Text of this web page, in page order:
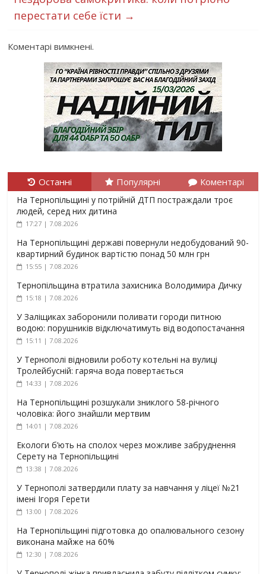
перестати себе їсти →
Коментарі вимкнені.
Останні Популярні Коментарі
На Тернопільщині у потрійній ДТП постраждали троє
людей, серед них дитина
17:27 | 7.08.2026
На Тернопільщині державі повернули недобудований 90-
квартирний будинок вартістю понад 50 млн грн
15:55 | 7.08.2026
Тернопільщина втратила захисника Володимира Дичку
15:18 | 7.08.2026
У Заліщиках заборонили поливати городи питною
водою: порушників відключатимуть від водопостачання
15:11 | 7.08.2026
У Тернополі відновили роботу котельні на вулиці
Тролейбусній: гаряча вода повертається
14:33 | 7.08.2026
На Тернопільщині розшукали зниклого 58-річного
чоловіка: його знайшли мертвим
14:01 | 7.08.2026
Екологи б’ють на сполох через можливе забруднення
Серету на Тернопільщині
13:38 | 7.08.2026
У Тернополі затвердили плату за навчання у ліцеї №21
імені Ігоря Герети
13:00 | 7.08.2026
На Тернопільщині підготовка до опалювального сезону
виконана майже на 60%
12:30 | 7.08.2026